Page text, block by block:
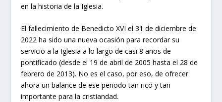
en la historia de la Iglesia.
El fallecimiento de Benedicto XVI el 31 de diciembre de
2022 ha sido una nueva ocasión para recordar su
servicio a la Iglesia a lo largo de casi 8 años de
pontificado (desde el 19 de abril de 2005 hasta el 28 de
febrero de 2013). No es el caso, por eso, de ofrecer
ahora un balance de ese periodo tan rico y tan
importante para la cristiandad.